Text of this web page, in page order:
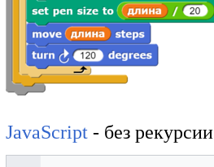
JavaScript- без рекурсии